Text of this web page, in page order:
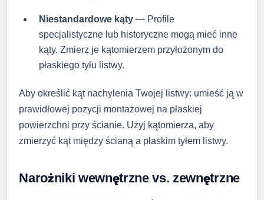
Niestandardowe kąty — Profile
specjalistyczne lub historyczne mogą mieć inne
kąty. Zmierz je kątomierzem przyłożonym do
płaskiego tyłu listwy.
Aby określić kąt nachylenia Twojej listwy: umieść ją w
prawidłowej pozycji montażowej na płaskiej
powierzchni przy ścianie. Użyj kątomierza, aby
zmierzyć kąt między ścianą a płaskim tyłem listwy.
Narożniki wewnętrzne vs. zewnętrzne